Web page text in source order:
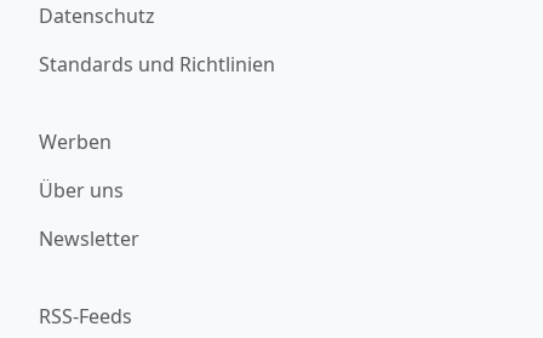
Datenschutz
Standards und Richtlinien
Werben
Über uns
Newsletter
RSS-Feeds